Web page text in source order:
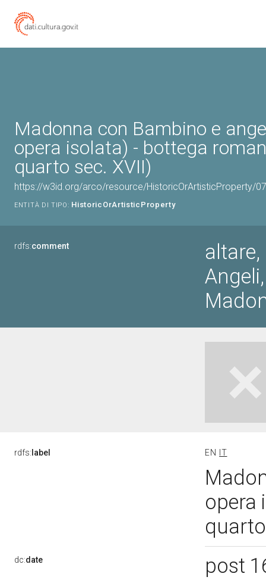
Madonna con Bambino e
opera isolata) - bottega
quarto sec. XVII)
https://w3id.org/arco/resource/HistoricOrArtisticProperty/
ENTITÀ DI TIPO: HistoricOrArtisticProperty
rdfs:comment
altare,
rdfs: label EN IT
opera
dc:date post